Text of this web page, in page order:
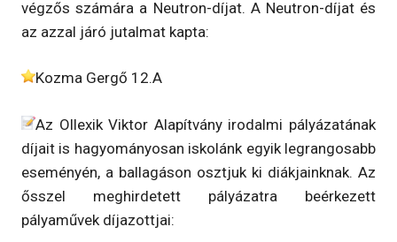
végzős számára a Neutron-díjat. A Neutron-díjat és
az azzal járó jutalmat kapta:
Kozma Gergő 12.A
Az Ollexik Viktor Alapítvány irodalmi pályázatának
díjait is hagyományosan iskolánk egyik legrangosabb
eseményén, a ballagáson osztjuk ki diákjainknak. Az
ősszel meghirdetett pályázatra beérkezett
pályaművek díjazottjai: